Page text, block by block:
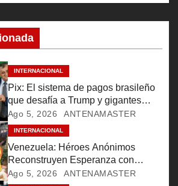
INTERNACIONAL
Pix: El sistema de pagos brasileño
que desafía a Trump y gigantes
financieros
Ago 5, 2026 ANTENAMASTER
INTERNACIONAL
Venezuela: Héroes Anónimos
Reconstruyen Esperanza con
Ternura y Solidaridad Tras Sismos
Ago 5, 2026 ANTENAMASTER